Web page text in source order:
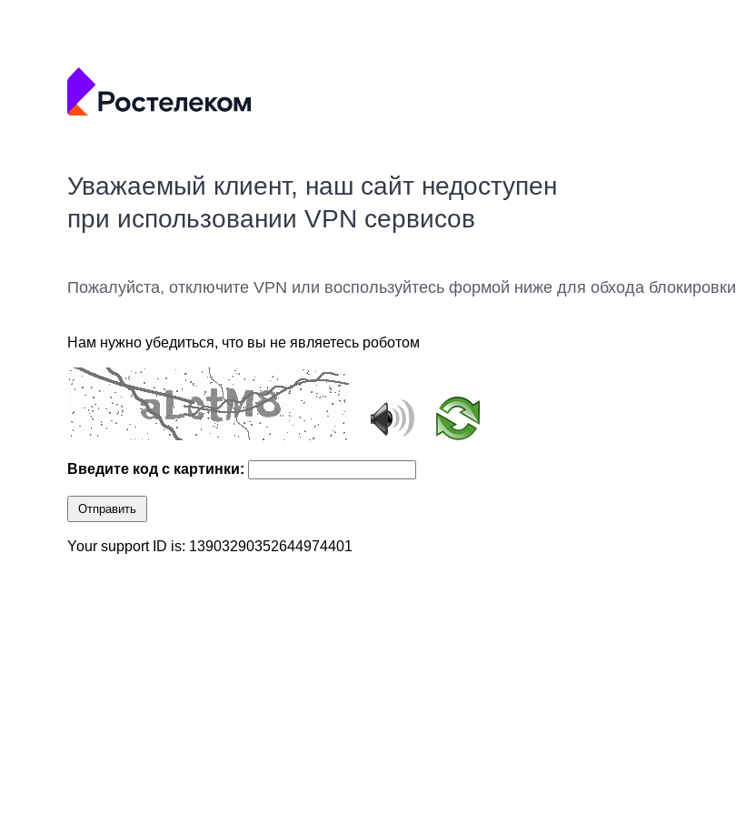
Уважаемый клиент, наш сайт недоступен
при использовании VPN сервисов
Пожалуйста, отключите VPN или воспользуйтесь формой ниже для обхода блокировки
Нам нужно убедиться, что вы не являетесь роботом
Введите код с картинки:
Отправить
Your support ID is: 13903290352644974401